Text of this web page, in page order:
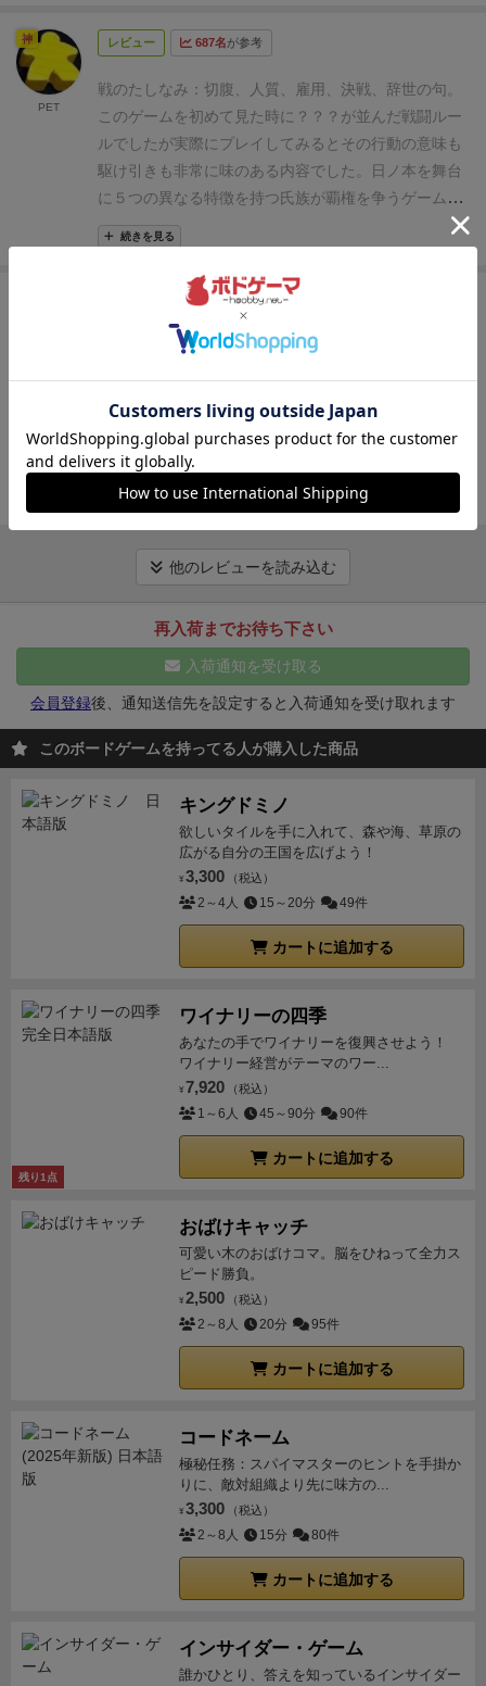
のアートとも相まって(どちらかと言うと中国的に思え
勝負以上のものが体験出来るだろう。 なのであるが、
逆もまた真なりである。これらの特徴は欠点にもなり
得る。まず、大前提として各プレイヤーが目指すのは
あくまでトップである。1位のみが勝者。ここにおか
しな感情が入るとうまくない。毎ラウンド、自由意志
で決定される同盟も特定のプレイヤーが連続して外さ
イが求められる。連戦連勝で勝利点がっぽり、となる
とヘイト値が上がる。実際には勝つと金がなくなるの
でそれは難しいが・・。負けるが勝ちという諺がある
初見殺し的な側面を持つゲームともいえる。
り、ブラッドレイジとも共通する部分も多いが、ブラ
ッドレイジのがやや小粒で直球勝負的だ。ブラッドレ
イジはアクションカードをプレイヤー間でドラフティ
ングするが、ライジングサンは共通のアクション山か
らMTGのブレインストームのように選択する。またラ
イジングサンは戦国時代っぽい謀略や裏切りがあり、
るが、独特のユーモアが感じられるタイトルである。
余談となってしまうが、このゲームを遊んでいると、
いろいろな日本のことわざが想起される。さきほどの
獄の沙汰も金次第、損して得取れ、など。
やすくなってきている。私達が日本人であるからこそ
思わず笑ってしまうような要素もある。多くの方に体
験して欲しい。
の最大の特徴であり面白さだと感じている点は、プレ
イヤー間の直接交渉を推奨しながら、その約束を守ら
なくていい旨を明記している点です。例えば、「今そ
の政を実施してくれれば、兵力トークンを 4個渡すよ」
という交渉が済んだとしても、相手方に政を実施させ
たうえで約束を反故にしてトークンを渡さなくても構
わないということになります。合戦の際にも単純に戦
力同士を比べるだけではなく、お金の使い方で得られ
る選択肢によって、追加戦力を投入したり、別の手段
で勝利点を獲得できたりします。(切腹することで名誉
(勝利点)を得られたりします)
は言わずもがなで、その派手さだけでも興味を持たれ
た方もいらっしゃると思いますが、思っている以上に
プレイヤー同士の干渉材料が散りばめられていますの
で、そうした駆け引きが好きな方にもおススメできる
ゲームだと思います。※ゲームの特性上、ゲームはゲ
ームで割り切れる方のみのメンバーでの実施を強く推
奨します。
強、移動、神の御利益、特殊カードの購入を行いま
決します。戦中には、切腹、人質、雇用、辞世の句と
いう行動が可能で単純に部隊数比較にはならない駆け
引きがあります。 ・ゲーム中に獲得した勝利点と、争
いで勝った国々からの勝利点ボーナスを加えて勝者を
決めます。 実際の流れ（ゲームイメージ）
・フィギュ
アが気に入った部族を選ぶ。（氏族ごとにフィギュア
ずに獲得を目指す。・神様のご機嫌を取りつつ、他の
氏族を裏切って勢力を拡大する。
地域は迷わず切腹して勝利点と誉を得る。
２時間程の時間がかかりますので苦痛を感じてしまう
でしょう。争い、交渉、裏切りが好きな方には非常に
ご興味がありましたら、
下記ブログ記事へお立ち寄りください。
ゲームの準備
からプレイの流れを紹介しています。外部リンク：エ
キサイトブログとなります。
https://boardgamer.exblog.jp/30001220/
レビュー 687名が参考
戦のたしなみ：切腹、人質、雇用、決戦、辞世の句。
このゲームを初めて見た時に？？？が並んだ戦闘ルー
ルでしたが実際にプレイしてみるとその行動の意味も
駆け引きも非常に味のある内容でした。
日ノ本を舞台
に５つの異なる特徴を持つ氏族が覇権を争うゲームで
す。エリアマジョリティですがそれ以上に同盟・口約
束・裏切りが重要で交渉がゲームの柱となっていま
＜オススメ＞・コマ（フィギュア）が豪華
により行動を有利に導ける・アクションが少なくルー
ルは覚えやすい＜難点＞・初プレイは３時間程かか
自分の氏族のコマを受け取りますが、これが大名・神
職・侍と全てがフィギュアで構成されており、各１０
体のフィギュアを持ちます。このフィギュアも各氏族
毎に造形が異なり、氏族の特徴を表した見た目になっ
トを生かしたプレイをすることになります。今回は３
人プレイでした、錦氏（ゼニを兵力にできる）、竜宮
氏（城が移動要塞）、鉢本氏（全てをゼニ１で買え
る）の３氏族です。・アクションは５種類しかなく簡
単でした。手番プレイヤがアクションを選び全員が同
じ行動をします、手番プレイヤと同盟プレイヤのみが
追加アクションを実行できます。この同盟が重要で、
プレイ人数にもよりますが自分の手番はゲーム中に４
～７回（３人プレイで７回、５人プレイで４回）しか
回ってきません。同盟を組むことで追加アクションを
得られる回数が２倍になります。自分と利害が一致す
るプレイヤと同盟を結ぶべきです。 ・竜宮氏は城を増
やせるアクションを希望します、鉢本氏は特典カード
を購入できるアクションを希望します、錦氏は追加の
ゼニがもらえるアクションを希望するので竜宮氏と錦
氏が利害が一致する事が多いです。・今回のゲームで
たび選択され、その度に妖しのカードが購入されて日
ノ本が妖怪コマで埋まっていきました。妖怪コマは人
間コマの２～５倍程度のサイズがあり、戦闘力も２～
５倍の効果を持ちます。・最終的に鬼４体、竜、狛犬
など多くの妖怪により日ノ本のマップは埋め尽くされ
人類の戦争ゲームか？と疑うようなゲーム展開となり
・アクションカードの選択やコマの移動など
されます。交渉が苦手な方にはオススメできないゲー
ムです。逆に交渉やウソ・裏切りが好きな方にはオス
スメです。フィギュアの豪華さに目を奪われますがゲ
ームの主体は交渉ゲームです。カタンと人狼ゲームに
インストのページにも記事を投稿しました。
ーマー：ライジングサン ルール/インスト
続きを見る
神
PET
619名が参考
プレイヤーは一族を率いて日本制覇を目指します。
きます。
ラウンドは春、夏、秋の３ラウンドあり、冬
で得点計算。 最も勝利点が高いプレイヤーが勝利しま
す。本作の核となるのは「同盟」。
ウンドのみで次の季節で破棄することもできます。
かし、同盟のみ使用できるアクションがあるため同盟
同盟のメリットは戦闘でも大きく、例えば、A
クションを振り分けたりできます。
全面戦争も可能でその際には大量の銭と兵が飛び交う
ことになります。MAXの５人対戦だと１人同盟から外
れることになります。同盟の重要度がグッと上がるた
め、これはこれで面白い展開になると思います。季節
カードによる「妖」（あやかし）の助けも大きくなり
に最適なお助けキャラとして活躍してくれます。
処理もユニークです。 「切腹」は実行することで自分
のコマを自らエリアから取ってしまうことになりま
しかし、勝利点と誉（ほまれ）を獲得できます。
戦略面でも試してみる価値の多い
アクションです。最終的に戦では戦闘力くらべになり
敗北したらコマはすべて除去されます。
「辞世の句」。除去されたコマの数だけ勝利点を獲得
できるアクションも用意されています。 しかし、上記
のアクションを選べるかどうかは資金力次第。
トして同時公開が戦闘のたしなみ。戦闘力で劣ってい
ても戦を避けることができたり、資金力があったとし
ても、切腹されて資金を失う、ということもあり
と「兵」をストックにすべて戻すというのも面白い。
つまり、資金と兵隊はシーズン遣いきりで持ち越せま
そのやりくりがプレイヤーや氏族によって違い
があり楽しいですよ。戦闘力だけのゲームのようで、
エリア支配の陣取りのようでもあり、
込んだ意欲的な戦闘ゲームに仕上がっています。複雑
そうなゲームに見えますがルールは割と骨太でシンプ
ュアを大量に使って遊ぶ戦闘ゲームなので人を選びま
すが、「将軍」のようなゲームがお好みのゲーマーの
方はハマるんじゃないでしょうか。＜間違えやすいル
■ 一度登用した「妖」はずっとその氏族にとど
まる。（殺されても戻ってきます）
■ 戦の勝者は使用した銭を敗者へ
渡す。敗者はストックに戻す■ 戦は１対１だけでな
続きを見る
他のレビューを読み込む
再入荷までお待ち下さい
入荷通知を受け取る
会員登録後、通知送信先を設定すると入荷通知を受け取れます
このボードゲームを持ってる人が購入した商品
キングドミノ
欲しいタイルを手に入れて、森や海、草原の
広がる自分の王国を広げよう！
¥ 3,300 （税込）
2～4人 15～20分 49件
カートに追加する
残り1点
ワイナリーの四季
あなたの手でワイナリーを復興させよう！
ワイナリー経営がテーマのワー...
¥ 7,920 （税込）
1～6人 45～90分 90件
カートに追加する
おばけキャッチ
可愛い木のおばけコマ。脳をひねって全力ス
ピード勝負。
¥ 2,500 （税込）
2～8人 20分 95件
カートに追加する
コードネーム
極秘任務：スパイマスターのヒントを手掛か
りに、敵対組織より先に味方の...
¥ 3,300 （税込）
2～8人 15分 80件
カートに追加する
インサイダー・ゲーム
誰かひとり、答えを知っているインサイダー